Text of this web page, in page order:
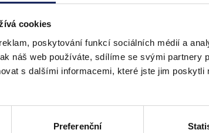
cookies
poskytování funkcí sociálních médií a
náš web používáte, sdílíme se svými partnery
s dalšími informacemi, které jste jim
Preferenční
republiky?
je v rámci aplikační praxe podřazována
překážkyje tak zásadní myslet naúčel
není stále ani judikaturními závěry dostatečně
každém, zda k interpretaci pojmu přistoupí čistě z
v zákoně a takové rozhodnutí dostatečně odůvodní.
prodloužit pobyt ani u cizince, který píše